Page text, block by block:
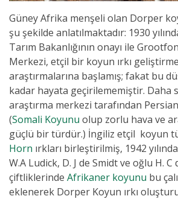
Güney Afrika menşeli olan Dorper
şu şekilde anlatılmaktadır: 1930
Tarım Bakanlığının onayı ile
Merkezi, etçil bir koyun ırkı
araştırmalarına başlamış; fakat bu
kadar hayata geçirilememiştir. Daha
araştırma merkezi tarafından
(Somali Koyunu olup zorlu hava ve
güçlü bir türdür.) İngiliz etçil koyun
Horn ırkları birleştirilmiş, 1942
W.A Ludick, D. J de Smidt ve oğlu H. C
çiftliklerinde Afrikaner koyunu bu
eklenerek Dorper Koyun ırkı